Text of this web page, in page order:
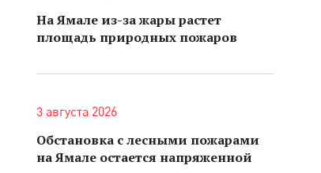
На Ямале из-за жары растет
площадь природных пожаров
3 августа 2026
Обстановка с лесными пожарами
на Ямале остается напряженной